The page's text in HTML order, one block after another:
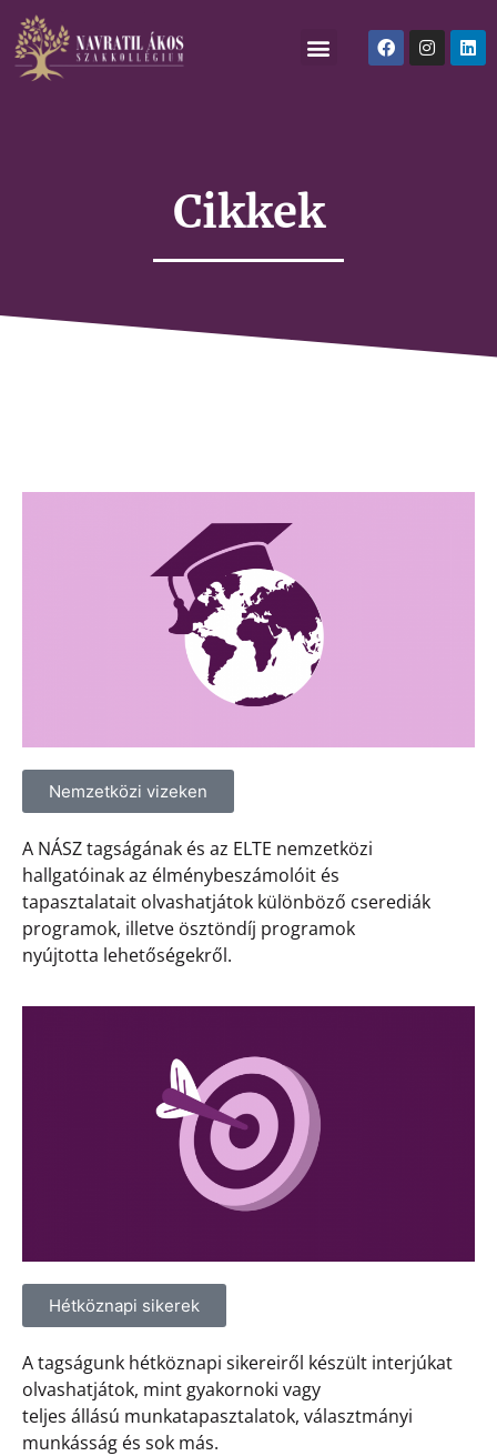
Cikkek
Nemzetközi vizeken
A NÁSZ tagságának és az ELTE nemzetközi
hallgatóinak az élménybeszámolóit és
tapasztalatait olvashatjátok különböző cserediák
programok, illetve ösztöndíj programok
nyújtotta lehetőségekről.
Hétköznapi sikerek
A tagságunk hétköznapi sikereiről készült interjúkat
olvashatjátok, mint gyakornoki vagy
teljes állású munkatapasztalatok, választmányi
munkásság és sok más.